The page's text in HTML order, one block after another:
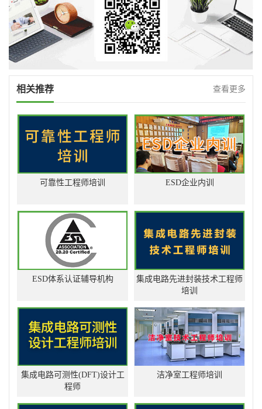
相关推荐 查看更多
可靠性工程师培训 ESD企业内训
ESD体系认证辅导机构
集成电路先进封装技术工程师
培训
集成电路可测性(DFT)设计工
程师
洁净室工程师培训